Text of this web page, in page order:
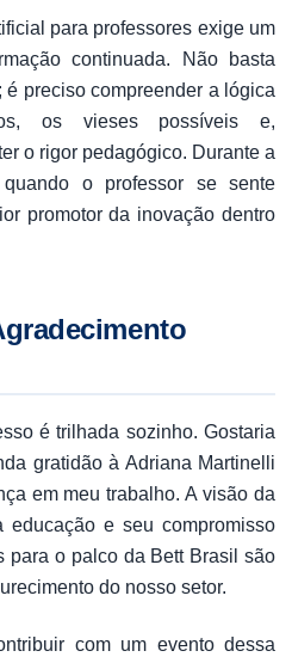
para professores exige um
continuada. Não basta
preciso compreender a lógica
os vieses possíveis e,
o rigor pedagógico. Durante a
o professor se sente
promotor da inovação dentro
é trilhada sozinho. Gostaria
gratidão à Adriana Martinelli
em meu trabalho. A visão da
e seu compromisso
para o palco da Bett Brasil são
do nosso setor.
com um evento dessa